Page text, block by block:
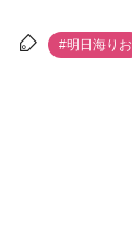
#明日海りお